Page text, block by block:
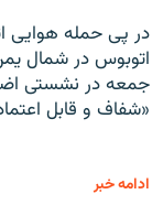
در پی حمله هوایی
اتوبوس در شمال
جمعه در نشستی
«شفاف و قابل
ادامه خبر